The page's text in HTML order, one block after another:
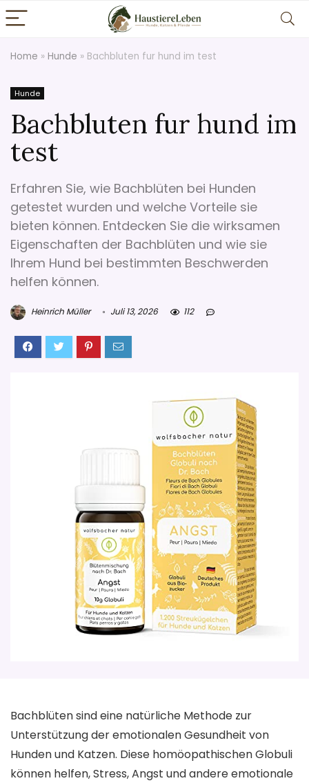
Home » Hunde » Bachbluten fur hund im test
Hunde
Bachbluten fur hund im
test
Erfahren Sie, wie Bachblüten bei Hunden
getestet wurden und welche Vorteile sie
bieten können. Entdecken Sie die wirksamen
Eigenschaften der Bachblüten und wie sie
Ihrem Hund bei bestimmten Beschwerden
helfen können.
Heinrich Müller Juli 13, 2026 112
Bachblüten sind eine natürliche Methode zur
Unterstützung der emotionalen Gesundheit von
Hunden und Katzen. Diese homöopathischen Globuli
können helfen, Stress, Angst und andere emotionale